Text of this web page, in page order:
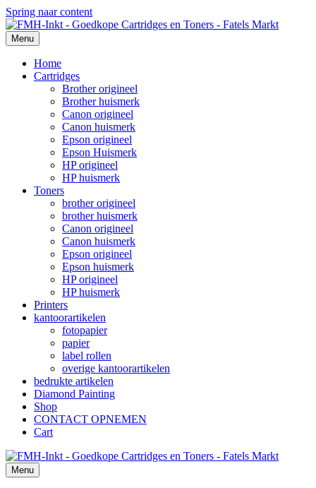
Spring naar content
Menu
Home
Cartridges
Brother origineel
Brother huismerk
Canon origineel
Canon huismerk
Epson origineel
Epson Huismerk
HP origineel
HP huismerk
Toners
brother origineel
brother huismerk
Canon origineel
Canon huismerk
Epson origineel
Epson huismerk
HP origineel
HP huismerk
Printers
kantoorartikelen
fotopapier
papier
label rollen
overige kantoorartikelen
bedrukte artikelen
Diamond Painting
Shop
CONTACT OPNEMEN
Cart
Menu